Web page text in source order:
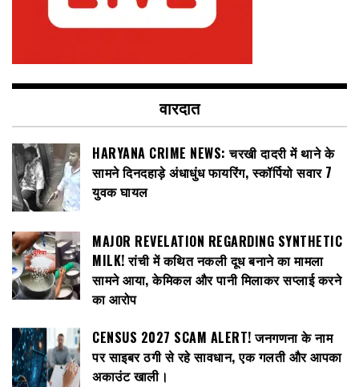
वारदात
HARYANA CRIME NEWS: चरखी दादरी में थाने के
सामने दिनदहाड़े अंधाधुंध फायरिंग, स्कॉर्पियो सवार 7
युवक घायल
MAJOR REVELATION REGARDING SYNTHETIC
MILK! रांची में कथित नकली दूध बनाने का मामला
सामने आया, केमिकल और पानी मिलाकर सप्लाई करने
का आरोप
CENSUS 2027 SCAM ALERT! जनगणना के नाम
पर साइबर ठगी से रहे सावधान, एक गलती और आपका
अकाउंट खाली।